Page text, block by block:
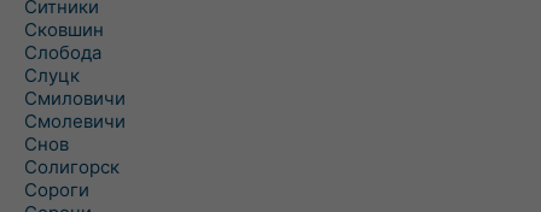
Ситники
Сковшин
Слобода
Слуцк
Смиловичи
Смолевичи
Снов
Солигорск
Сороги